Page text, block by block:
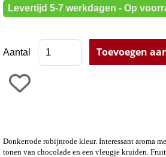
Levertijd 5-7 werkdagen - Op
Aantal
Donkerrode robijnrode kleur. Interessant aroma
tonen van chocolade en een vleugje kruiden.